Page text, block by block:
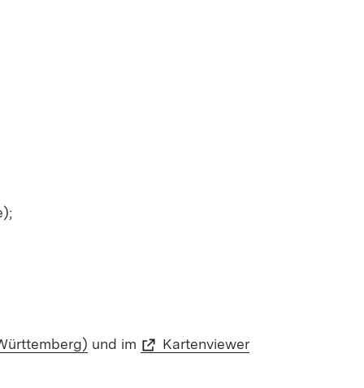
und im Kartenviewer